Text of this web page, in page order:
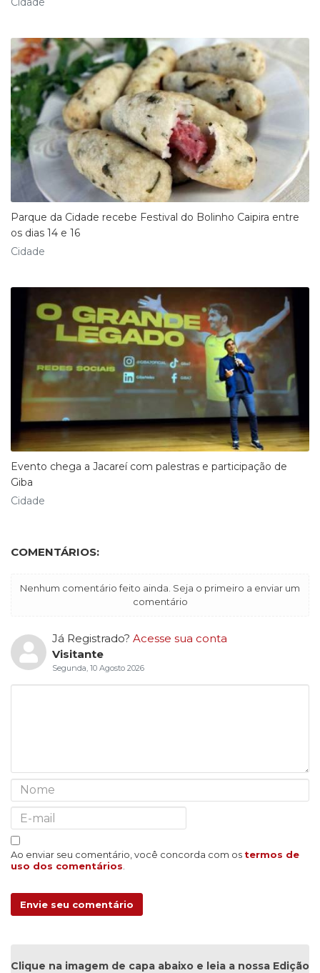
Parque da Cidade recebe Festival do Bolinho Caipira entre
os dias 14 e 16
Cidade
Evento chega a Jacareí com palestras e participação de
Giba
Cidade
COMENTÁRIOS:
Nenhum comentário feito ainda. Seja o primeiro a enviar um
comentário
Já Registrado? Acesse sua conta
Visitante
Segunda, 10 Agosto 2026
Ao enviar seu comentário, você concorda com os termos de
uso dos comentários
Envie seu comentário
Clique na imagem de capa abaixo e leia a nossa Edição